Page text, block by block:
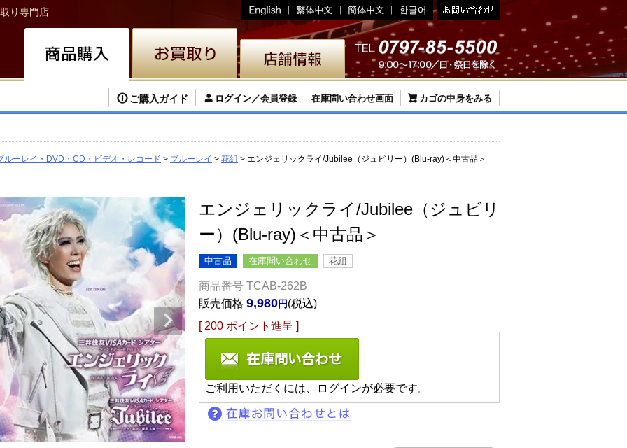
り専門店
ご購入ガイド ログイン／会員登録 在庫問い合わせ画面 カゴの中身をみる
ルーレイ・DVD・CD・ビデオ・レコード ブルーレイ 花組 エンジェリックライ/Jubilee（ジュビリー）(Blu-ray)＜中古品＞
エンジェリックライ/Jubilee（ジュビリ
ー）(Blu-ray)＜中古品＞
中古品 在庫問い合わせ 花組
商品番号 TCAB-262B
販売価格 9,980
税込
[ 200 ポイント進呈 ]
ご利用いただくには、ログインが必要です。